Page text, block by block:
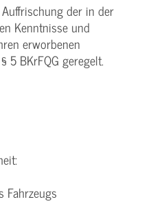
der in der
Kenntnisse und
erworbenen
5 BKrFQG geregelt.
Fahrzeugs